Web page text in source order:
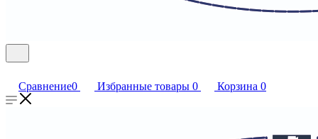
Сравнение0 Избранные товары 0 Корзина 0